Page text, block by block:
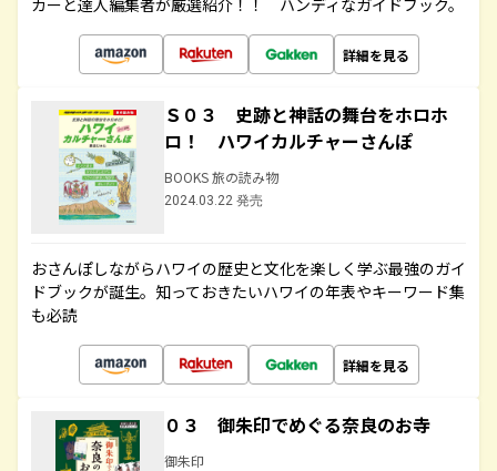
カーと達人編集者が厳選紹介！！ ハンディなガイドブック。
詳細を見る
Ｓ０３ 史跡と神話の舞台をホロホ
ロ！ ハワイカルチャーさんぽ
BOOKS 旅の読み物
2024.03.22 発売
おさんぽしながらハワイの歴史と文化を楽しく学ぶ最強のガイ
ドブックが誕生。知っておきたいハワイの年表やキーワード集
も必読
詳細を見る
０３ 御朱印でめぐる奈良のお寺
御朱印